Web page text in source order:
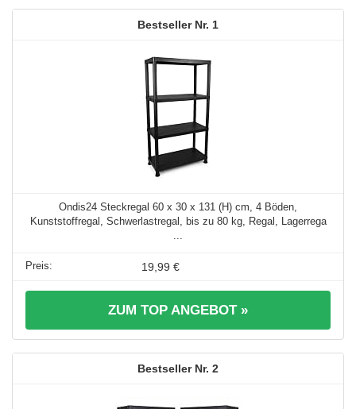
1
Ondis24 Steckregal 60 x 30 x 131 (H) cm, 4 Böden,
Kunststoffregal, Schwerlastregal, bis zu 80 kg, Regal, Lagerrega
19,99 €
ZUM TOP ANGEBOT »
2